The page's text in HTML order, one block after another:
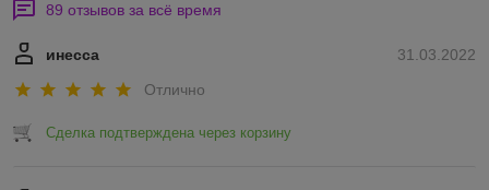
89 отзывов за всё время
31.03.2022
инесса
Отлично
Сделка подтверждена через корзину